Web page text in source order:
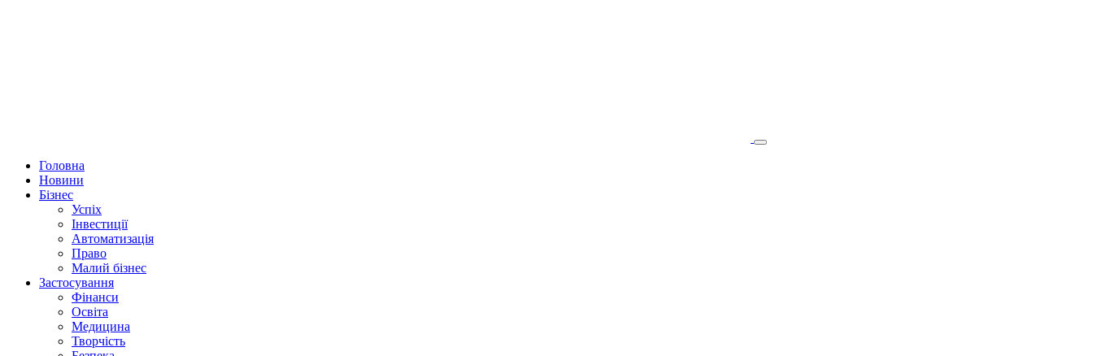
Головна
Новини
Бізнес
Успіх
Інвестиції
Автоматизація
Право
Малий бізнес
Застосування
Фінанси
Освіта
Медицина
Творчість